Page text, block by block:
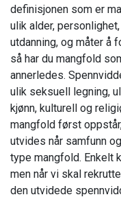
definisjonen som er
ulik alder,
utdanning, og måter å
så har du mangfold
annerledes.
ulik seksuell legning,
kjønn, kulturell og
mangfold først
utvides når samfunn
type mangfold. Enkelt
men når vi skal
den utvidede